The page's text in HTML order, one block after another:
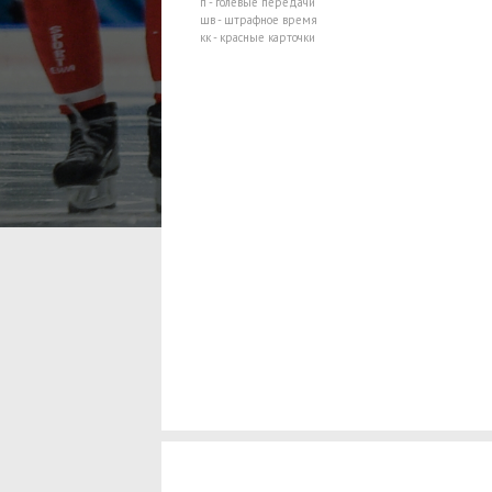
шв - штрафное время
кк - красные карточки